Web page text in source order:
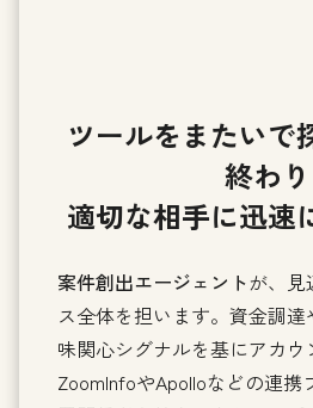
ツールをまたいで
終わり
適切な相手に迅速
案件創出エージェントが、見
ス全体を担います。資金調
味関心シグナルを基にアカウ
ZoomInfoやApolloなどの連